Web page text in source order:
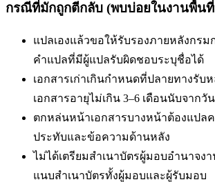
กรณีที่มักถูกตีกลับ (พบบ่อยในงานพื้น
แปลเองแล้วขอให้รับรองภายหลังกรม
คำแปลที่มีผู้แปลรับผิดชอบระบุชื่อได้
เอกสารเก่าเกินกำหนดที่ปลายทางรับห
เอกสารอายุไม่เกิน 3–6 เดือนนับจากวั
ตกหล่นหน้าเอกสารบางหน้าต้องแปล
ประทับและข้อความด้านหลัง
ไม่ได้เตรียมสำเนาบัตรผู้มอบอำนาจง
แนบสำเนาบัตรทั้งผู้มอบและผู้รับมอบ